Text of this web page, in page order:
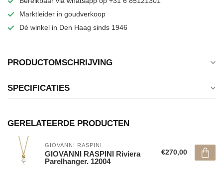
Marktleider in goudverkoop
Dé winkel in Den Haag sinds 1946
PRODUCTOMSCHRIJVING
SPECIFICATIES
GERELATEERDE PRODUCTEN
GIOVANNI RASPINI
GIOVANNI RASPINI Riviera
Parelhanger. 12004
€270,00